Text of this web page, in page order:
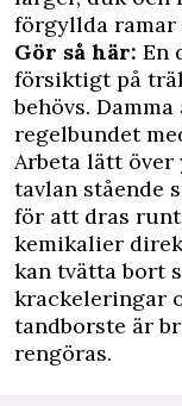
förgyllda ramar
Gör så här: En
försiktigt på
behövs.
regelbundet
Arbeta lätt
tavlan stående
för att dras
kemikalier
kan tvätta bort
krackeleringar
tandborste är
rengöras.